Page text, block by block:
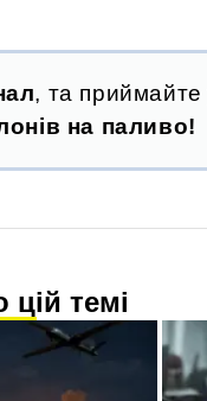
, та приймайте
на паливо!
цій темі